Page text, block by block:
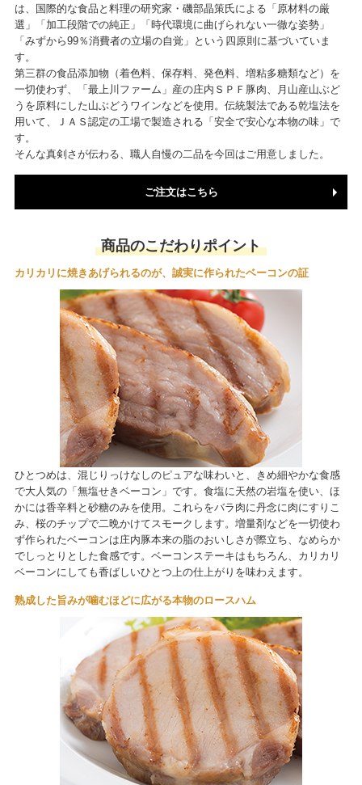
は、国際的な食品と料理の研究家・磯部晶策氏による「原材料の厳
選」「加工段階での純正」「時代環境に曲げられない一徹な姿勢」
「みずから99％消費者の立場の自覚」という四原則に基づいていま
す。
第三群の食品添加物（着色料、保存料、発色料、増粘多糖類など）を
一切使わず、「最上川ファーム」産の庄内ＳＰＦ豚肉、月山産山ぶど
うを原料にした山ぶどうワインなどを使用。伝統製法である乾塩法を
用いて、ＪＡＳ認定の工場で製造される「安全で安心な本物の味」で
す。
そんな真剣さが伝わる、職人自慢の二品を今回はご用意しました。
ご注文はこちら
商品のこだわりポイント
カリカリに焼きあげられるのが、誠実に作られたベーコンの証
ひとつめは、混じりっけなしのピュアな味わいと、きめ細やかな食感
で大人気の「無塩せきベーコン」です。食塩に天然の岩塩を使い、ほ
かには香辛料と砂糖のみを使用。これらをバラ肉に丹念に肉にすりこ
み、桜のチップで二晩かけてスモークします。増量剤などを一切使わ
ず作られたベーコンは庄内豚本来の脂のおいしさが際立ち、なめらか
でしっとりとした食感です。ベーコンステーキはもちろん、カリカリ
ベーコンにしても香ばしいひとつ上の仕上がりを味わえます。
熟成した旨みが噛むほどに広がる本物のロースハム